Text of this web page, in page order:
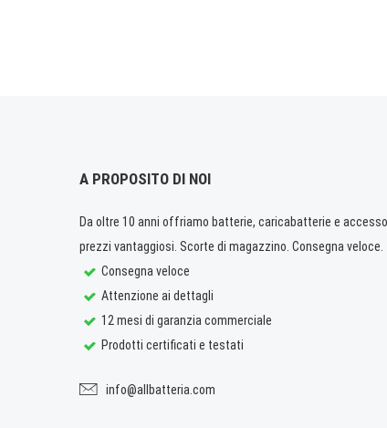
A PROPOSITO DI NOI
Da oltre 10 anni offriamo batterie, caricabatterie e
prezzi vantaggiosi. Scorte di magazzino. Consegna veloce.
Consegna veloce
Attenzione ai dettagli
12 mesi di garanzia commerciale
Prodotti certificati e testati
info@allbatteria.com